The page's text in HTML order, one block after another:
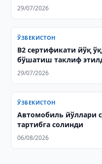
29/07/2026
ЎЗБЕКИСТОН
B2 сертификати йўқ
бўшатиш таклиф
29/07/2026
ЎЗБЕКИСТОН
Автомобиль йўллари
тартибга солинди
06/08/2026